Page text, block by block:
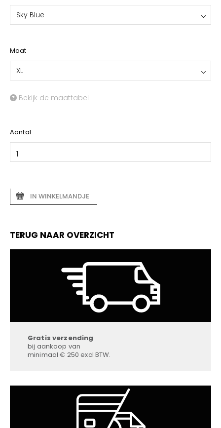
Sky Blue
Maat
XL
Bekijk de maattabel
Aantal
IN WINKELMANDJE
TERUG NAAR OVERZICHT
Gratis verzending
bij aankoop van
minimaal € 250 excl BTW.